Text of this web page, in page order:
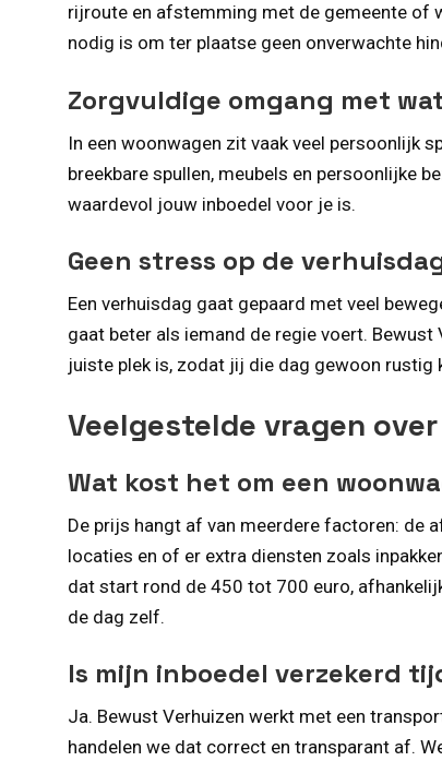
rijroute en afstemming met de gemeente of
nodig is om ter plaatse geen onverwachte
Zorgvuldige omgang met
In een woonwagen zit vaak veel persoonlijk
breekbare spullen, meubels en persoonlijke
waardevol jouw inboedel voor je is.
Geen stress op de
Een verhuisdag gaat gepaard met veel
gaat beter als iemand de regie voert.
juiste plek is, zodat jij die dag gewoon rustig
Veelgestelde vragen
Wat kost het om een
De prijs hangt af van meerdere factoren: de
locaties en of er extra diensten zoals
dat start rond de 450 tot 700 euro,
de dag zelf.
Is mijn inboedel verzekerd
Ja. Bewust Verhuizen werkt met een
handelen we dat correct en transparant af.